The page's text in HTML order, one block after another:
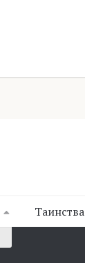
Таинства